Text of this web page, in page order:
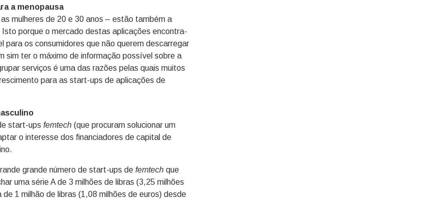
a menopausa
mulheres de 20 e 30 anos – estão também a
porque o mercado destas aplicações encontra-
os consumidores que não querem descarregar
sim ter o máximo de informação possível sobre a
serviços é uma das razões pelas quais muitos
para as start-ups de aplicações de
start-ups femtech (que procuram solucionar um
o interesse dos financiadores de capital de
grande número de start-ups de femtech que
uma série A de 3 milhões de libras (3,25 milhões
1 milhão de libras (1,08 milhões de euros) desde